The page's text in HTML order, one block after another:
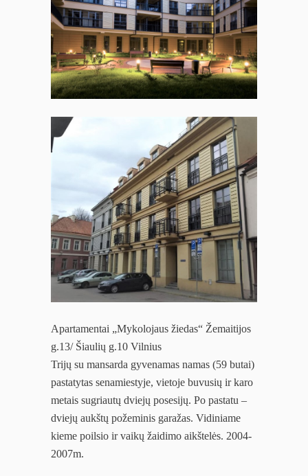
Apartamentai „Mykolojaus žiedas“ Žemaitijos
g.13/ Šiaulių g.10 Vilnius
Trijų su mansarda gyvenamas namas (59 butai)
pastatytas senamiestyje, vietoje buvusių ir karo
metais sugriautų dviejų posesijų. Po pastatu –
dviejų aukštų požeminis garažas. Vidiniame
kieme poilsio ir vaikų žaidimo aikštelės. 2004-
2007m.